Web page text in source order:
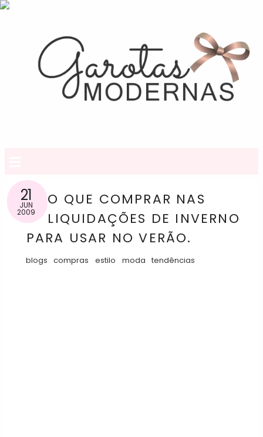
21
JUN
2009
O QUE COMPRAR NAS
LIQUIDAÇÕES DE INVERNO
PARA USAR NO VERÃO.
blogs compras estilo moda tendências